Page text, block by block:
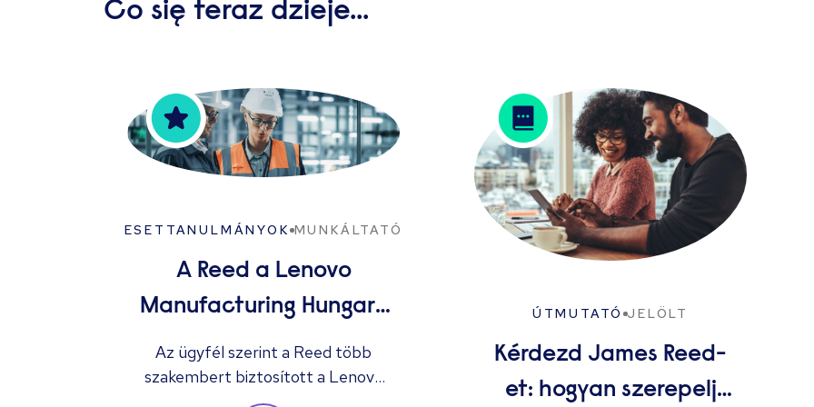
Co się teraz dzieje...
ESETTANULMÁNYOK MUNKÁLTATÓ
A Reed a Lenovo
Manufacturing Hungary
Ltd. több megüresedett
állását betölti
Az ügyfél szerint a Reed több
szakembert biztosított a Lenovo
technológiai óriáscég számára, akik
ÚTMUTATÓ JELÖLT
Kérdezd James Reed-
et: hogyan szerepelj